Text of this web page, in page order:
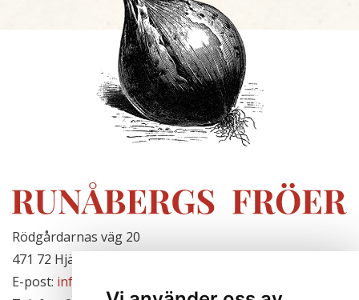
Rödgårdarnas väg 20
471 72 Hjälteby, Sverige
E-post: info@runabergsfroer.se